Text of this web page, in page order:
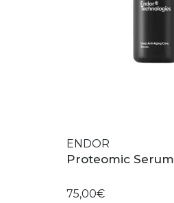
ENDOR
Proteomic Serum
75,00€